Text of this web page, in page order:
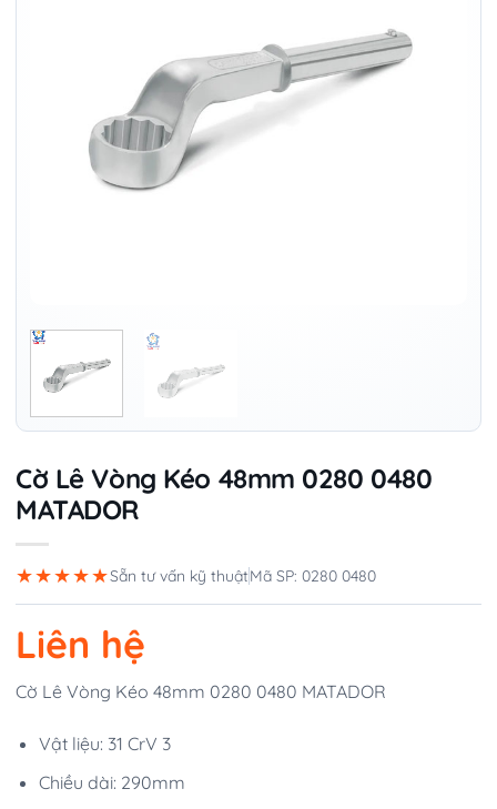
Cờ Lê Vòng Kéo 48mm 0280 0480
MATADOR
★★★★★Sẵn tư vấn kỹ thuậtMã SP: 0280 0480
Liên hệ
Cờ Lê Vòng Kéo 48mm 0280 0480 MATADOR
Vật liệu: 31 CrV 3
Chiều dài: 290mm